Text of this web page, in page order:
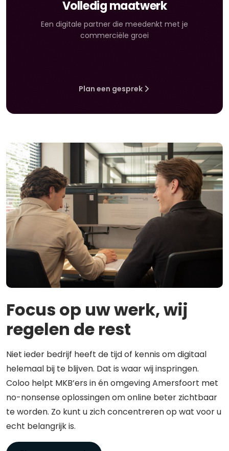
Volledig maatwerk
Een digitale partner die meedenkt met je
commerciële groei
Plan een gesprek
Focus op uw werk, wij
regelen de rest
Niet ieder bedrijf heeft de tijd of kennis om digitaal
helemaal bij te blijven. Dat is waar wij inspringen.
Coloo helpt MKB’ers in én omgeving Amersfoort met
no-nonsense oplossingen om online beter zichtbaar
te worden. Zo kunt u zich concentreren op wat voor u
echt belangrijk is.